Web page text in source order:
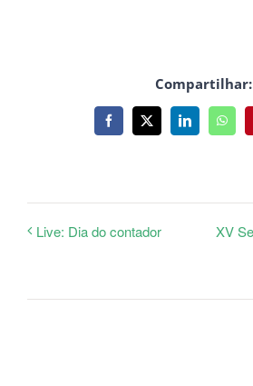
Compartilhar:
Facebook
X LinkedIn
Live: Dia do contador
XV